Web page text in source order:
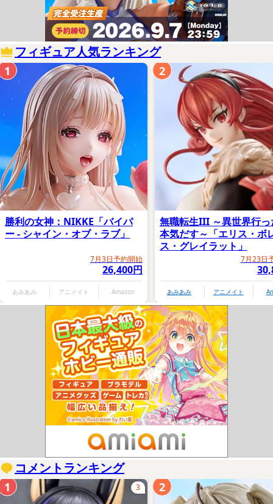
フィギュア人気ランキング
勝利の女神：NIKKE「バイパ
ー - シャイン・オブ・ラブ」
7月3日予約開始
26,400円
あみあみ アニメイト Amazon
1
無職転生III ～異世界行っ
本気だす～「エリス・ボ
ス・グレイラット」
7月23日
あみあみ アニメイト
2
コメントランキング
3
1 2